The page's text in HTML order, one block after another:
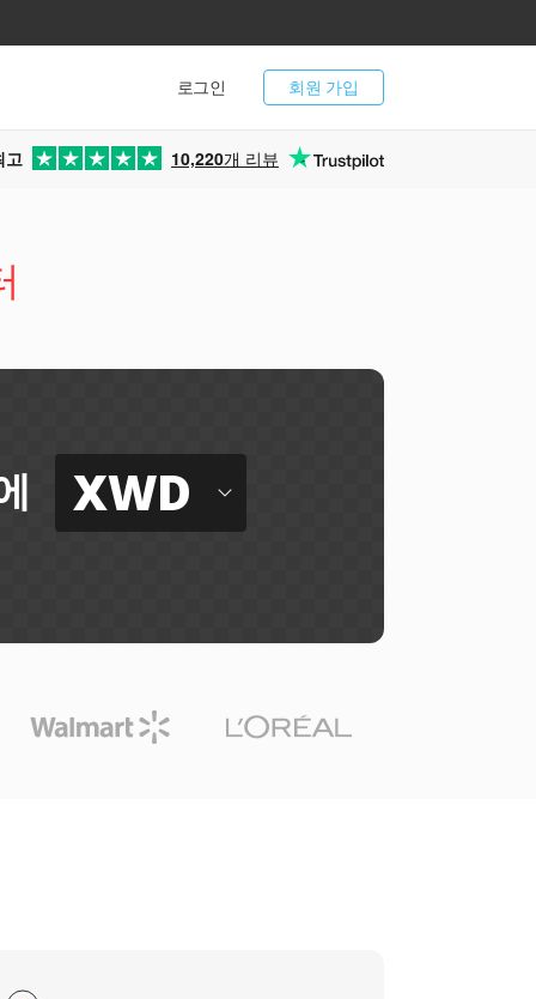
회원 가입
로그인
고 10,220개 리뷰
XWD